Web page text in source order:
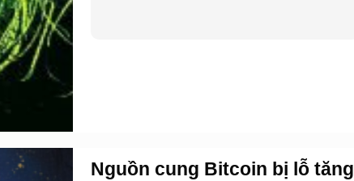
Nguồn cung Bitcoin bị lỗ tăng